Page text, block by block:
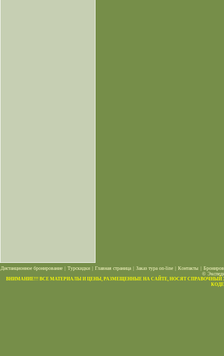
Дистанционное бронирование | Турскидки | Главная страница | Заказ тура on-line | Контакты |
©
ВНИМАНИЕ!!! ВСЕ МАТЕРИАЛЫ И ЦЕНЫ, РАЗМЕЩЕННЫЕ НА САЙТЕ, НОСЯТ